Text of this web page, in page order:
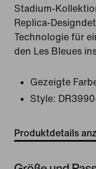
Stadium-
Replica-
Technologie für
den Les Bleues
Gezeigte
Style:
Produktdetails